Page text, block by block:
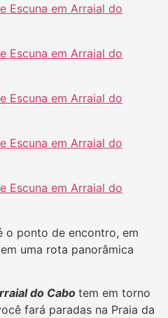
o ponto de encontro, em
uma rota panorâmica
do Cabo tem em torno
fará paradas na Praia da